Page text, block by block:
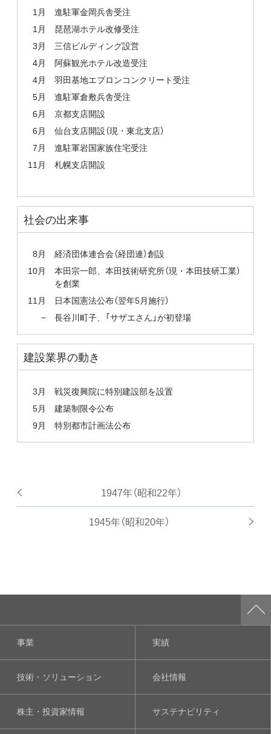
1月
進駐軍金岡兵舎受注
1月
琵琶湖ホテル改修受注
3月
三信ビルディング設営
4月
阿蘇観光ホテル改造受注
4月
羽田基地エプロンコンクリート受注
5月
進駐軍倉敷兵舎受注
6月
京都支店開設
6月
仙台支店開設（現・東北支店）
7月
進駐軍岩国家族住宅受注
11月
札幌支店開設
社会の出来事
8月
経済団体連合会（経団連）創設
10月
本田宗一郎、本田技術研究所（現・本田技研工業）
を創業
11月
日本国憲法公布（翌年5月施行）
−
長谷川町子、「サザエさん」が初登場
建設業界の動き
3月
戦災復興院に特別建設部を設置
5月
建築制限令公布
9月
特別都市計画法公布
1947年（昭和22年）
1945年（昭和20年）
事業 実績
技術・ソリューション 会社情報
株主・投資家情報 サステナビリティ